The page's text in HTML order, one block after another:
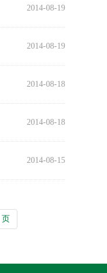
2014-08-19
2014-08-19
2014-08-18
2014-08-18
2014-08-15
页